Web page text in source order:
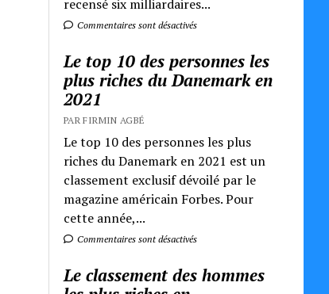
recensé six milliardaires...
Commentaires sont désactivés
Le top 10 des personnes les
plus riches du Danemark en
2021
PAR FIRMIN AGBÉ
Le top 10 des personnes les plus
riches du Danemark en 2021 est un
classement exclusif dévoilé par le
magazine américain Forbes. Pour
cette année,...
Commentaires sont désactivés
Le classement des hommes